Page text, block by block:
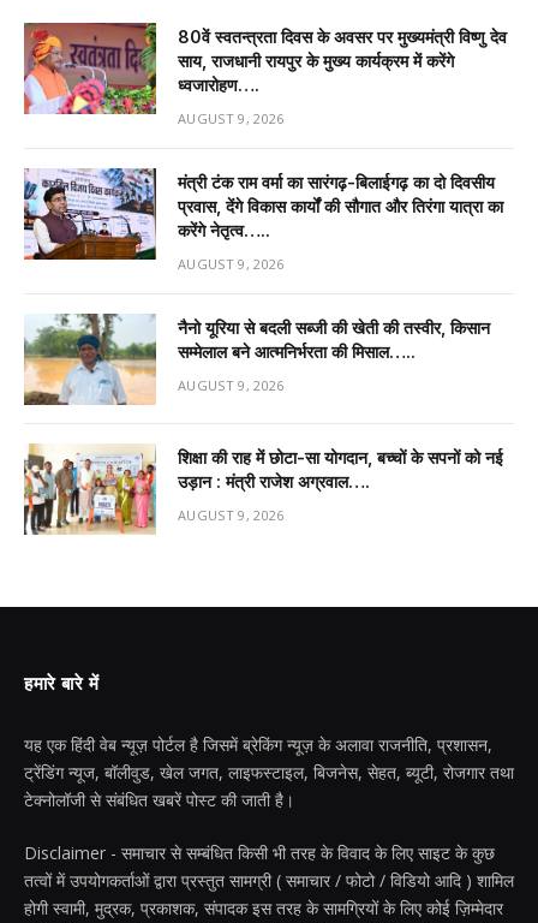
80वें स्वतन्त्रता दिवस के अवसर पर मुख्यमंत्री विष्णु देव
साय, राजधानी रायपुर के मुख्य कार्यक्रम में करेंगे
ध्वजारोहण….
AUGUST 9, 2026
मंत्री टंक राम वर्मा का सारंगढ़-बिलाईगढ़ का दो दिवसीय
प्रवास, देंगे विकास कार्यों की सौगात और तिरंगा यात्रा का
करेंगे नेतृत्व…..
AUGUST 9, 2026
नैनो यूरिया से बदली सब्जी की खेती की तस्वीर, किसान
सम्मेलाल बने आत्मनिर्भरता की मिसाल…..
AUGUST 9, 2026
शिक्षा की राह में छोटा-सा योगदान, बच्चों के सपनों को नई
उड़ान : मंत्री राजेश अग्रवाल….
AUGUST 9, 2026
हमारे बारे में
यह एक हिंदी वेब न्यूज़ पोर्टल है जिसमें ब्रेकिंग न्यूज़ के अलावा राजनीति, प्रशासन,
ट्रेंडिंग न्यूज, बॉलीवुड, खेल जगत, लाइफस्टाइल, बिजनेस, सेहत, ब्यूटी, रोजगार तथा
टेक्नोलॉजी से संबंधित खबरें पोस्ट की जाती है।
Disclaimer - समाचार से सम्बंधित किसी भी तरह के विवाद के लिए साइट के कुछ
तत्वों में उपयोगकर्ताओं द्वारा प्रस्तुत सामग्री ( समाचार / फोटो / विडियो आदि ) शामिल
होगी स्वामी, मुद्रक, प्रकाशक, संपादक इस तरह के सामग्रियों के लिए कोई ज़िम्मेदार